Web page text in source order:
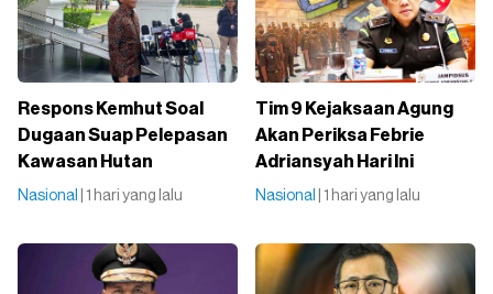
Respons Kemhut Soal
Dugaan Suap Pelepasan
Kawasan Hutan
Nasional | 1 hari yang lalu
Tim 9 Kejaksaan Agung
Akan Periksa Febrie
Adriansyah Hari Ini
Nasional | 1 hari yang lalu